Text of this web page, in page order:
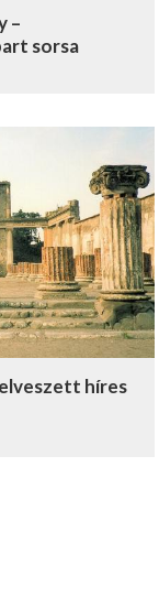
–
sorsa
híres